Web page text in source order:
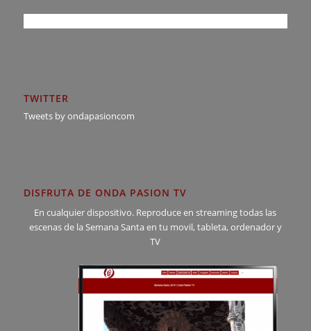
TWITTER
Tweets by ondapasioncom
DISFRUTA DE ONDA PASION TV
En cualquier dispositivo. Reproduce en streaming todas las
escenas de la Semana Santa en tu movil, tableta, ordenador y
TV